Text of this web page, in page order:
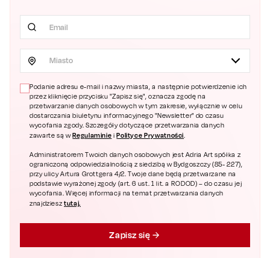
Miasto
Podanie adresu e-mail i nazwy miasta, a następnie potwierdzenie ich
przez kliknięcie przycisku "Zapisz się", oznacza zgodę na
przetwarzanie danych osobowych w tym zakresie, wyłącznie w celu
dostarczania biuletynu informacyjnego "Newsletter" do czasu
wycofania zgody. Szczegóły dotyczące przetwarzania danych
zawarte są wRegulaminie iPolityce Prywatności.
Administratorem Twoich danych osobowych jest Adria Art spółka z
ograniczoną odpowiedzialnością z siedzibą w Bydgoszczy (85- 227),
przy ulicy Artura Grottgera 4/2. Twoje dane będą przetwarzane na
podstawie wyrażonej zgody (art. 6 ust. 1 lit. a RODOD) – do czasu jej
wycofania. Więcej informacji na temat przetwarzania danych
znajdziesztutaj.
Zapisz się